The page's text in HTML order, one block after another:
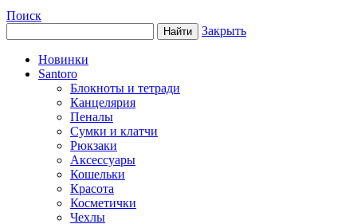
Поиск
Закрыть
Новинки
Santoro
Блокноты и тетради
Канцелярия
Пеналы
Сумки и клатчи
Рюкзаки
Аксессуары
Кошельки
Красота
Косметички
Чехлы